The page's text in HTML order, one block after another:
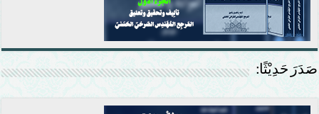
صَدَرَ حَدِيْثًا: